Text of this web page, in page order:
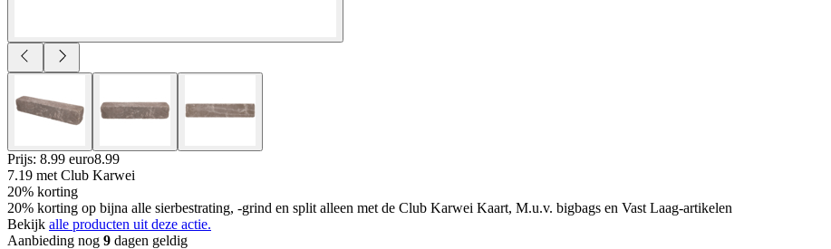
Prijs: 8.99 euro8.99
7.19 met Club Karwei
20% korting
20% korting op bijna alle sierbestrating, -grind en split alleen met de Club Karwei Kaart, M.u.v. bigbags en Vast Laag-artikelen
Bekijk alle producten uit deze actie.
Aanbieding nog 9 dagen geldig